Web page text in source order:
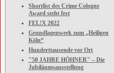
Shortlist des Crime Cologne
Award steht fest
FEL!X 2022
Grundlagenwerk zum „Heiligen
Köln“
Hunderttausende vor Ort
"50 JAHRE HÖHNER" – Die
Jubiläumsausstellung